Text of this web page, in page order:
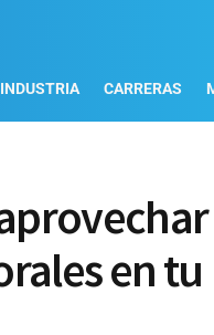
INDUSTRIA CARRERAS
en tu